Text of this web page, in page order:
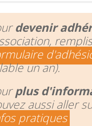
devenir
un an).
plus
aussi aller
pratiques